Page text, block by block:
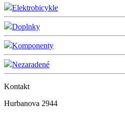
Elektrobicykle
Doplnky
Komponenty
Nezaradené
Kontakt
Hurbanova 2944